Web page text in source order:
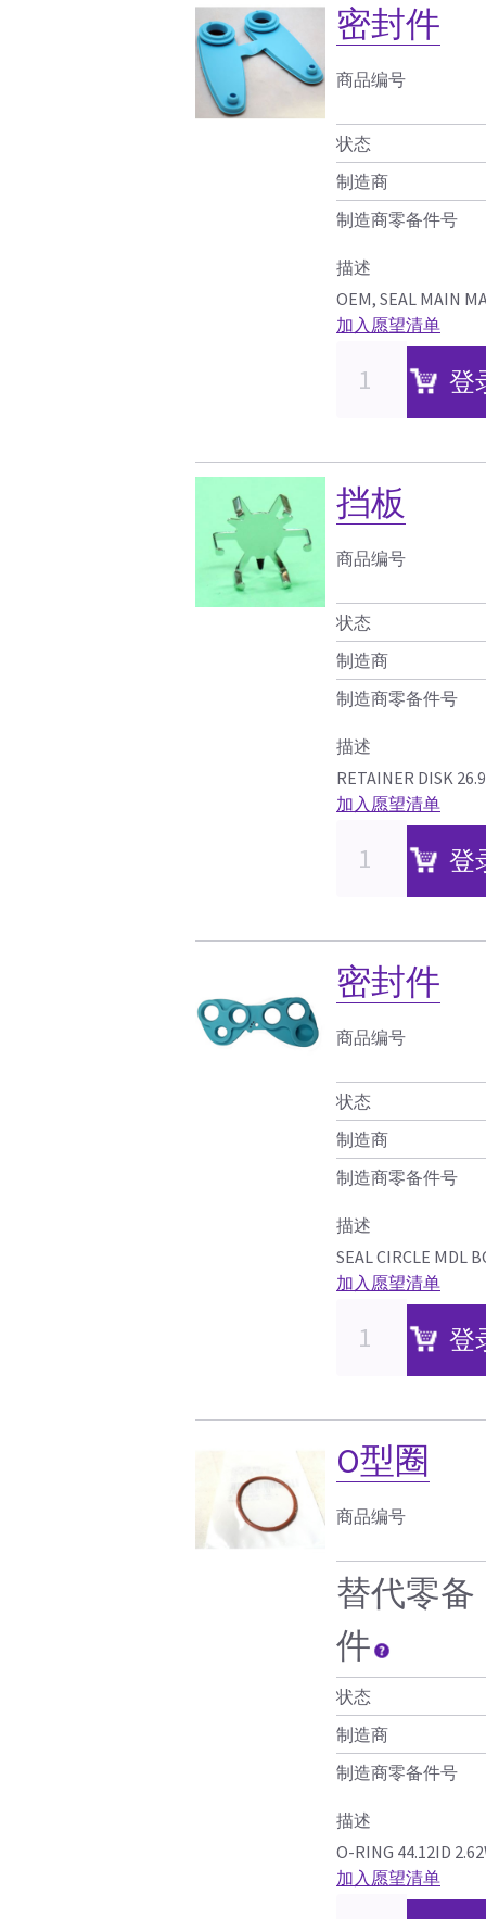
密封件
商品编号
状态
制造商
制造商零备件号
描述
OEM, SEAL MAIN
加入愿望清单
登
挡板
商品编号
状态
制造商
制造商零备件号
描述
RETAINER DISK
加入愿望清单
登
密封件
商品编号
状态
制造商
制造商零备件号
描述
SEAL CIRCLE MDL
加入愿望清单
登
O型圈
商品编号
替代零备
件
状态
制造商
制造商零备件号
描述
O-RING 44.12ID
加入愿望清单